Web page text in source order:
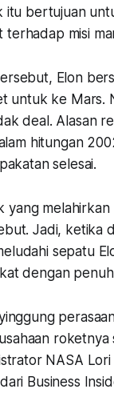
itu bertujuan
terhadap misi
Elon
untuk ke Mars.
deal. Alasan
hitungan
selesai.
yang
Jadi, ketika
sepatu
dengan
NASA
Business